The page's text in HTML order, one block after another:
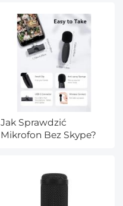
Jak Sprawdzić
Mikrofon Bez Skype?